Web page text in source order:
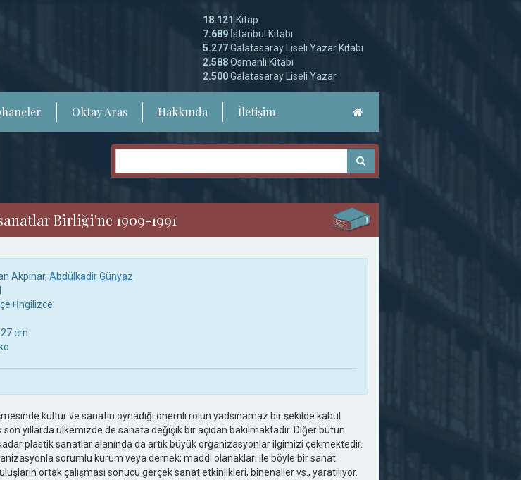
18.121 Kitap
7.689 İstanbul Kitabı
5.277Galatasaray Liseli Yazar Kitabı
2.588Osmanlı Kitabı
2.500Galatasaray Liseli Yazar
Oktay Aras Hakkında İletişim
Birliği'ne 1909-1991
Akpınar, Abdülkadir Günyaz
cm
kültür ve sanatın oynadığı önemli rolün yadsınamaz bir şekilde kabul
yıllarda ülkemizde de sanata değişik bir açıdan bakılmaktadır. Diğer bütün
plastik sanatlar alanında da artık büyük organizasyonlar ilgimizi çekmektedir.
sorumlu kurum veya dernek; maddi olanakları ile böyle bir sanat
ortak çalışması sonucu gerçek sanat etkinlikleri, binenaller vs., yaratılıyor.